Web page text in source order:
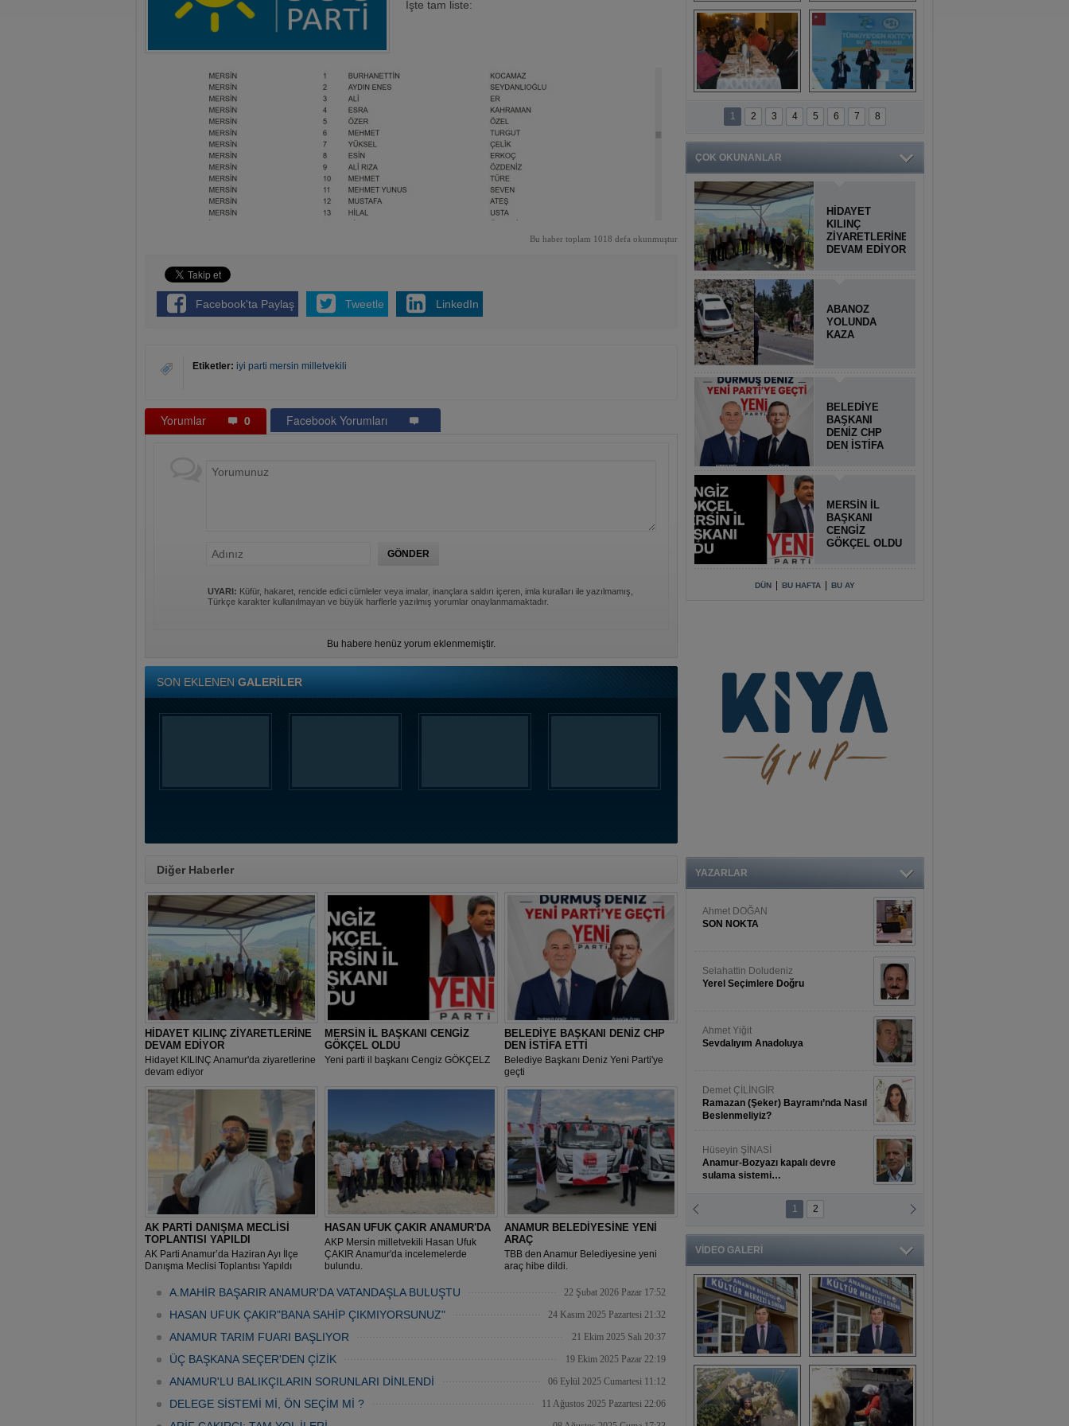
İşte tam liste:
Bu haber toplam 1018 defa okunmuştur
Facebook'ta Paylaş Tweetle LinkedIn
Etiketler: iyi parti mersin milletvekili
Yorumlar 0 Facebook Yorumları
UYARI: Küfür, hakaret, rencide edici cümleler veya imalar, inançlara saldırı içeren, imla kuralları ile yazılmamış,
Türkçe karakter kullanılmayan ve büyük harflerle yazılmış yorumlar onaylanmamaktadır.
Bu habere henüz yorum eklenmemiştir.
SON EKLENEN GALERİLER
Diğer Haberler
HİDAYET KILINÇ ZİYARETLERİNE
DEVAM EDİYOR
Hidayet KILINÇ Anamur'da ziyaretlerine
devam ediyor
MERSİN İL BAŞKANI CENGİZ
GÖKÇEL OLDU
Yeni parti il başkanı Cengiz GÖKÇELZ
BELEDİYE BAŞKANI DENİZ CHP
DEN İSTİFA ETTİ
Belediye Başkanı Deniz Yeni Parti'ye
geçti
AK PARTİ DANIŞMA MECLİSİ
TOPLANTISI YAPILDI
AK Parti Anamur’da Haziran Ayı İlçe
Danışma Meclisi Toplantısı Yapıldı
HASAN UFUK ÇAKIR ANAMUR'DA
AKP Mersin milletvekili Hasan Ufuk
ÇAKIR Anamur'da incelemelerde
bulundu.
ANAMUR BELEDİYESİNE YENİ
ARAÇ
TBB den Anamur Belediyesine yeni
araç hibe dildi.
A.MAHİR BAŞARIR ANAMUR'DA VATANDAŞLA BULUŞTU 22 Şubat 2026 Pazar 17:52
HASAN UFUK ÇAKIR"BANA SAHİP ÇIKMIYORSUNUZ" 24 Kasım 2025 Pazartesi 21:32
ANAMUR TARIM FUARI BAŞLIYOR 21 Ekim 2025 Salı 20:37
ÜÇ BAŞKANA SEÇER'DEN ÇİZİK 19 Ekim 2025 Pazar 22:19
ANAMUR'LU BALIKÇILARIN SORUNLARI DİNLENDİ 06 Eylül 2025 Cumartesi 11:12
DELEGE SİSTEMİ Mİ, ÖN SEÇİM Mİ ? 11 Ağustos 2025 Pazartesi 22:06
Titiopolis Antik
Kenti tanıtımı
Doğan Cüceloğlu,
İstanbul’da Mersinli
hemşerileriyle
buluştu
Anamurlular
Buluşması
KKTC’ye Su Temin
Projesi açılışı
1 2 3 4 5 6 7 8
ÇOK OKUNANLAR
HİDAYET
KILINÇ
ZİYARETLERİNE
DEVAM EDİYOR
ABANOZ
YOLUNDA
KAZA
BELEDİYE
BAŞKANI
DENİZ CHP
DEN İSTİFA
MERSİN İL
BAŞKANI
CENGİZ
GÖKÇEL OLDU
DÜN BU HAFTA BU AY
YAZARLAR
Ahmet DOĞAN
SON NOKTA
Selahattin Doludeniz
Yerel Seçimlere Doğru
Ahmet Yiğit
Sevdalıyım Anadoluya
Demet ÇİLİNGİR
Ramazan (Şeker) Bayramı’nda Nasıl
Beslenmeliyiz?
Hüseyin ŞİNASİ
Anamur-Bozyazı kapalı devre
sulama sistemi…
Bünyesinde Bahar Şöleni
1 2
VİDEO GALERİ
Başkan Türe'den
sansür açıklaması
Mahsun
Kırmızıgül’ün
filmine başkan
Mehmet Türe’den
sansür!